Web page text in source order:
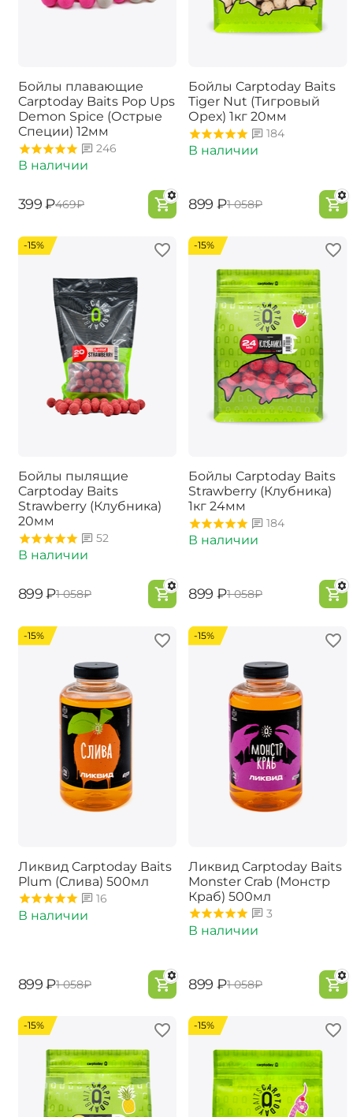
Бойлы плавающие
Carptoday Baits Pop Ups
Demon Spice (Острые
Специи) 12мм
246
В наличии
‍399‍ ₽‍469‍₽
Бойлы Carptoday Baits
Tiger Nut (Тигровый
Орех) 1кг 20мм
184
В наличии
‍899‍ ₽‍1 058‍₽
-15%
Бойлы пылящие
Carptoday Baits
Strawberry (Клубника)
20мм
52
В наличии
‍899‍ ₽‍1 058‍₽
-15%
Бойлы Carptoday Baits
Strawberry (Клубника)
1кг 24мм
184
В наличии
‍899‍ ₽‍1 058‍₽
-15%
Ликвид Carptoday Baits
Plum (Слива) 500мл
16
В наличии
‍899‍ ₽‍1 058‍₽
-15%
Ликвид Carptoday Baits
Monster Crab (Монстр
Краб) 500мл
3
В наличии
‍899‍ ₽‍1 058‍₽
-15% -15%